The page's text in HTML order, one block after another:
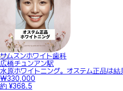
サムスンホワイト歯科
広橋チュンアン駅
水原ホワイトニング。オステム正品は結
₩330,000
約 ¥368.5